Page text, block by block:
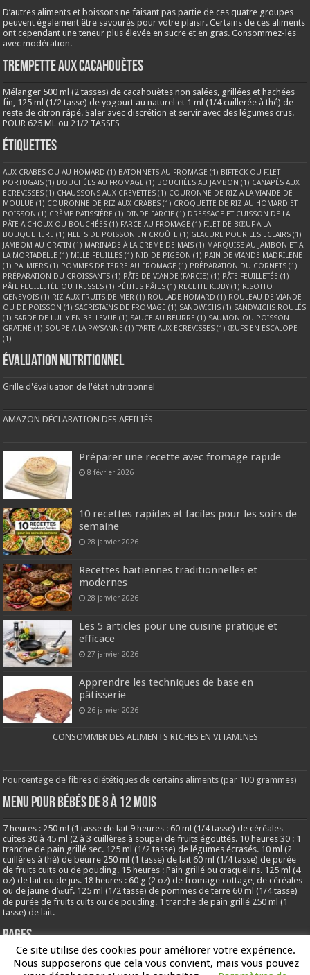
D’autres aliments et boissons ne faisant pas partie de ces quatre groupes
peuvent également être savourés pour votre plaisir. Certains de ces aliments
ont cependant une teneur plus élevée en sucre et en gras. Consommez-les
avec modération.
Trempette aux cacahouètes
Mélanger 500 ml (2 tasses) de cacahouètes non salées, grillées et hachées
fin, 125 ml (1/2 tasse) de yogourt au naturel et 1 ml (1/4 cuillerée à thé) de
reste de citron râpé. Saler avec discrétion et servir avec des légumes crus.
POUR 625 ML ou 21/2 TASSES
Étiquettes
AUX CRABES OU AU HOMARD (1) BATONNETS AU FROMAGE (1) BIFTECK OU FILET
PORTUGAIS (1) BOUCHÉES AU FROMAGE (1) BOUCHÉES AU JAMBON (1) CANAPÉS AUX
ECREVISSES (1) CHAUSSONS AUX CREVETTES (1) COURONNE DE RIZ A LA VIANDE DE
MOULUE (1) COURONNE DE RIZ AUX CRABES (1) CROQUETTE DE RIZ AU HOMARD ET
POISSON (1) CRÈME PATISSIÈRE (1) DINDE FARCIE (1) DRESSAGE ET CUISSON DE LA
PÂTE A CHOUX OU BOUCHÉES (1) FARCE AU FROMAGE (1) FILET DE BŒUF A LA
BOUQUETIERE (1) FILETS DE POISSON EN CROÛTE (1) GLACURE POUR LES ECLAIRS (1)
JAMBOM AU GRATIN (1) MARINADE À LA CREME DE MAÏS (1) MARQUISE AU JAMBON ET A
LA MORTADELLE (1) MILLE FEUILLES (1) NID DE PIGEON (1) PAIN DE VIANDE MADRILENE
(1) PALMIERS (1) POMMES DE TERRE AU FROMAGE (1) PRÉPARATION DU CORNETS (1)
PRÉPARATION DU CROISSANTS (1) PÂTE DE VIANDE (FARCIE) (1) PÂTE FEUILLETÉE (1)
PÂTE FEUILLETÉE OU TRESSES (1) PÉTITES PÂTES (1) RECETTE KIBBY (1) RISOTTO
GENEVOIS (1) RIZ AUX FRUITS DE MER (1) ROULADE HOMARD (1) ROULEAU DE VIANDE
OU DE POISSON (1) SACRISTAINS DE FROMAGE (1) SANDWICHS (1) SANDWICHS ROULÉS
(1) SARDE DE LULLY EN BELLEVUE (1) SAUCE AU BEURRE (1) SAUMON OU POISSON
GRATINÉ (1) SOUPE A LA PAYSANNE (1) TARTE AUX ECREVISSES (1) ŒUFS EN ESCALOPE
(1)
Évaluation nutritionnel
Grille d'évaluation de l'état nutritionnel
AMAZON DÉCLARATION DES AFFILIÉS
Préparer une recette avec fromage rapide
8 février 2026
10 recettes rapides et faciles pour les soirs de
semaine
28 janvier 2026
Recettes haïtiennes traditionnelles et
modernes
28 janvier 2026
Les 5 articles pour une cuisine pratique et
efficace
27 janvier 2026
Apprendre les techniques de base en
pâtisserie
26 janvier 2026
CONSOMMER DES ALIMENTS RICHES EN VITAMINES
Pourcentage de fibres diététiques de certains aliments (par 100 grammes)
MENU POUR BÉBÉS DE 8 à 12 MOIS
7 heures : 250 ml (1 tasse de lait 9 heures : 60 ml (1/4 tasse) de céréales
cuites 30 à 45 ml (2 à 3 cuillères à soupe) de fruits égouttés. 10 heures 30 : 1
tranche de pain grillé sec. 125 ml (1/2 tasse) de légumes écrasés. 10 ml (2
cuillères à thé) de beurre 250 ml (1 tasse) de lait 60 ml (1/4 tasse) de purée
de fruits cuits ou de pouding. 15 heures : Pain grillé ou craquelins. 125 ml (4
oz) de lait ou de jus. 18 heures : 60 g (2 oz) de fromage cottage, de céréales
ou de jaune d’œuf. 125 ml (1/2 tasse) de pommes de terre 60 ml (1/4 tasse)
de purée de fruits cuits ou de pouding. 1 tranche de pain grillé 250 ml (1
tasse) de lait.
Pages
À propos de 24recettes.com
Ce site utilise des cookies pour améliorer votre expérience.
Nous supposerons que cela vous convient, mais vous pouvez